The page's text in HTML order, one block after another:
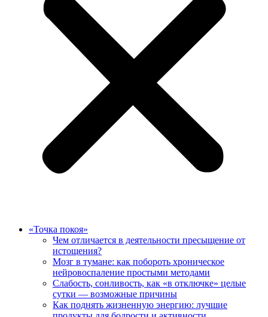
«Точка покоя»
Чем отличается в деятельности пресыщение от
истощения?
Мозг в тумане: как побороть хроническое
нейровоспаление простыми методами
Слабость, сонливость, как «в отключке» целые
сутки — возможные причины
Как поднять жизненную энергию: лучшие